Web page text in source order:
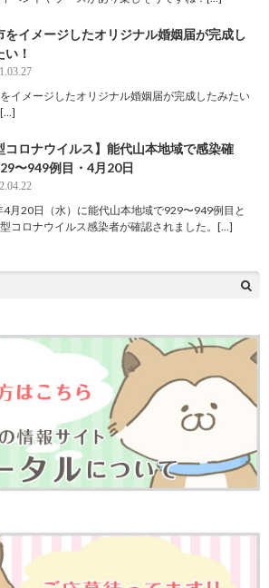
をイメージしたオリジナル婚姻届が完成し
い！
イメージしたオリジナル婚姻届が完成したみたい
コロナウイルス】能代山本地域で感染確
〜949例目・4月20日
月20日（水）に能代山本地域で929〜949例目と
コロナウイルス感染者が確認されました。[…]